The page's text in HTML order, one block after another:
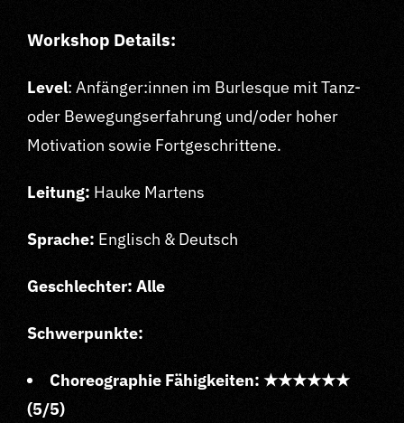
Workshop Details:
Level: Anfänger:innen im Burlesque mit Tanz-
oder Bewegungserfahrung und/oder hoher
Motivation sowie Fortgeschrittene.
Leitung: Hauke Martens
Sprache: Englisch & Deutsch
Geschlechter: Alle
Schwerpunkte:
Choreographie Fähigkeiten: ★★★★★★
(5/5)